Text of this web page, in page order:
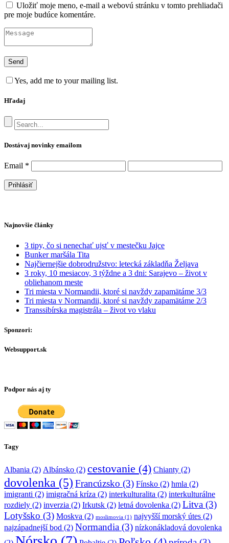
Uložiť moje meno, e-mail a webovú stránku v tomto prehliadači
pre moje budúce komentáre.
Yes, add me to your mailing list.
Hľadaj
Dostávaj novinky emailom
Email *
Najnovšie články
3 tipy, čo si nenechať ujsť v mestečku Jajce
Bunker maršála Tita
Najčiernejšie dobrodružstvo: letecká základňa Željava
3 roky, 10 mesiacov, 3 týždne a 3 dni: Sarajevo – život v
obliehanom meste
Tri miesta v Normandii, ktoré si navždy zapamätáme 3/3
Tri miesta v Normandii, ktoré si navždy zapamätáme 2/3
Transsibírska magistrála – život vo vlaku
Sponzori:
Websupport.sk
Podpor nás aj ty
Tagy
Albania (2) Albánsko (2) cestovanie (4) Chianty (2)
dovolenka (5) Francúzsko (3) Fínsko (2) hmla (2)
imigranti (2) imigračná kríza (2) interkulturalita (2) interkulturálne
rozdiely (2) inverzia (2) Irkutsk (2) letná dovolenka (2) Litva (3)
Lotyšsko (3) Moskva (2) moslimovia (1) najvyšší morský útes (2)
najzápadnejší bod (2) Normandia (3) nízkonákladová dovolenka